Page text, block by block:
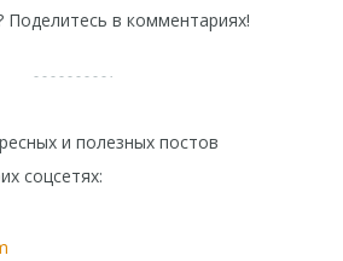
Поделитесь в комментариях!
и полезных постов
соцсетях: